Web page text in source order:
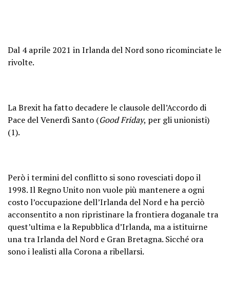
Dal 4 aprile 2021 in Irlanda del Nord sono ricominciate le
rivolte.
La Brexit ha fatto decadere le clausole dell’Accordo di
Pace del Venerdì Santo (Good Friday, per gli unionisti)
(1).
Però i termini del conflitto si sono rovesciati dopo il
1998. Il Regno Unito non vuole più mantenere a ogni
costo l’occupazione dell’Irlanda del Nord e ha perciò
acconsentito a non ripristinare la frontiera doganale tra
quest’ultima e la Repubblica d’Irlanda, ma a istituirne
una tra Irlanda del Nord e Gran Bretagna. Sicché ora
sono i lealisti alla Corona a ribellarsi.